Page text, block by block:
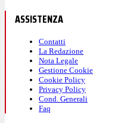
ASSISTENZA
Contatti
La Redazione
Nota Legale
Gestione Cookie
Cookie Policy
Privacy Policy
Cond. Generali
Faq